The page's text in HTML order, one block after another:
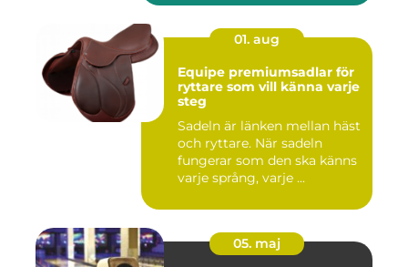
01. aug
Equipe premiumsadlar för
ryttare som vill känna varje
steg
Sadeln är länken mellan häst
och ryttare. När sadeln
fungerar som den ska känns
varje språng, varje ...
05. maj